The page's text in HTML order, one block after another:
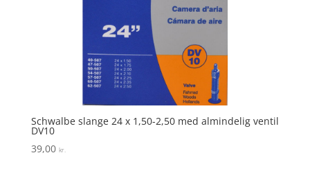
Schwalbe slange 24 x 1,50-2,50 med almindelig ventil
DV10
39,00 kr.